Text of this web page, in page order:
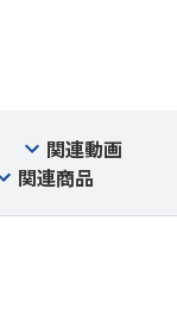
関連動画
関連商品